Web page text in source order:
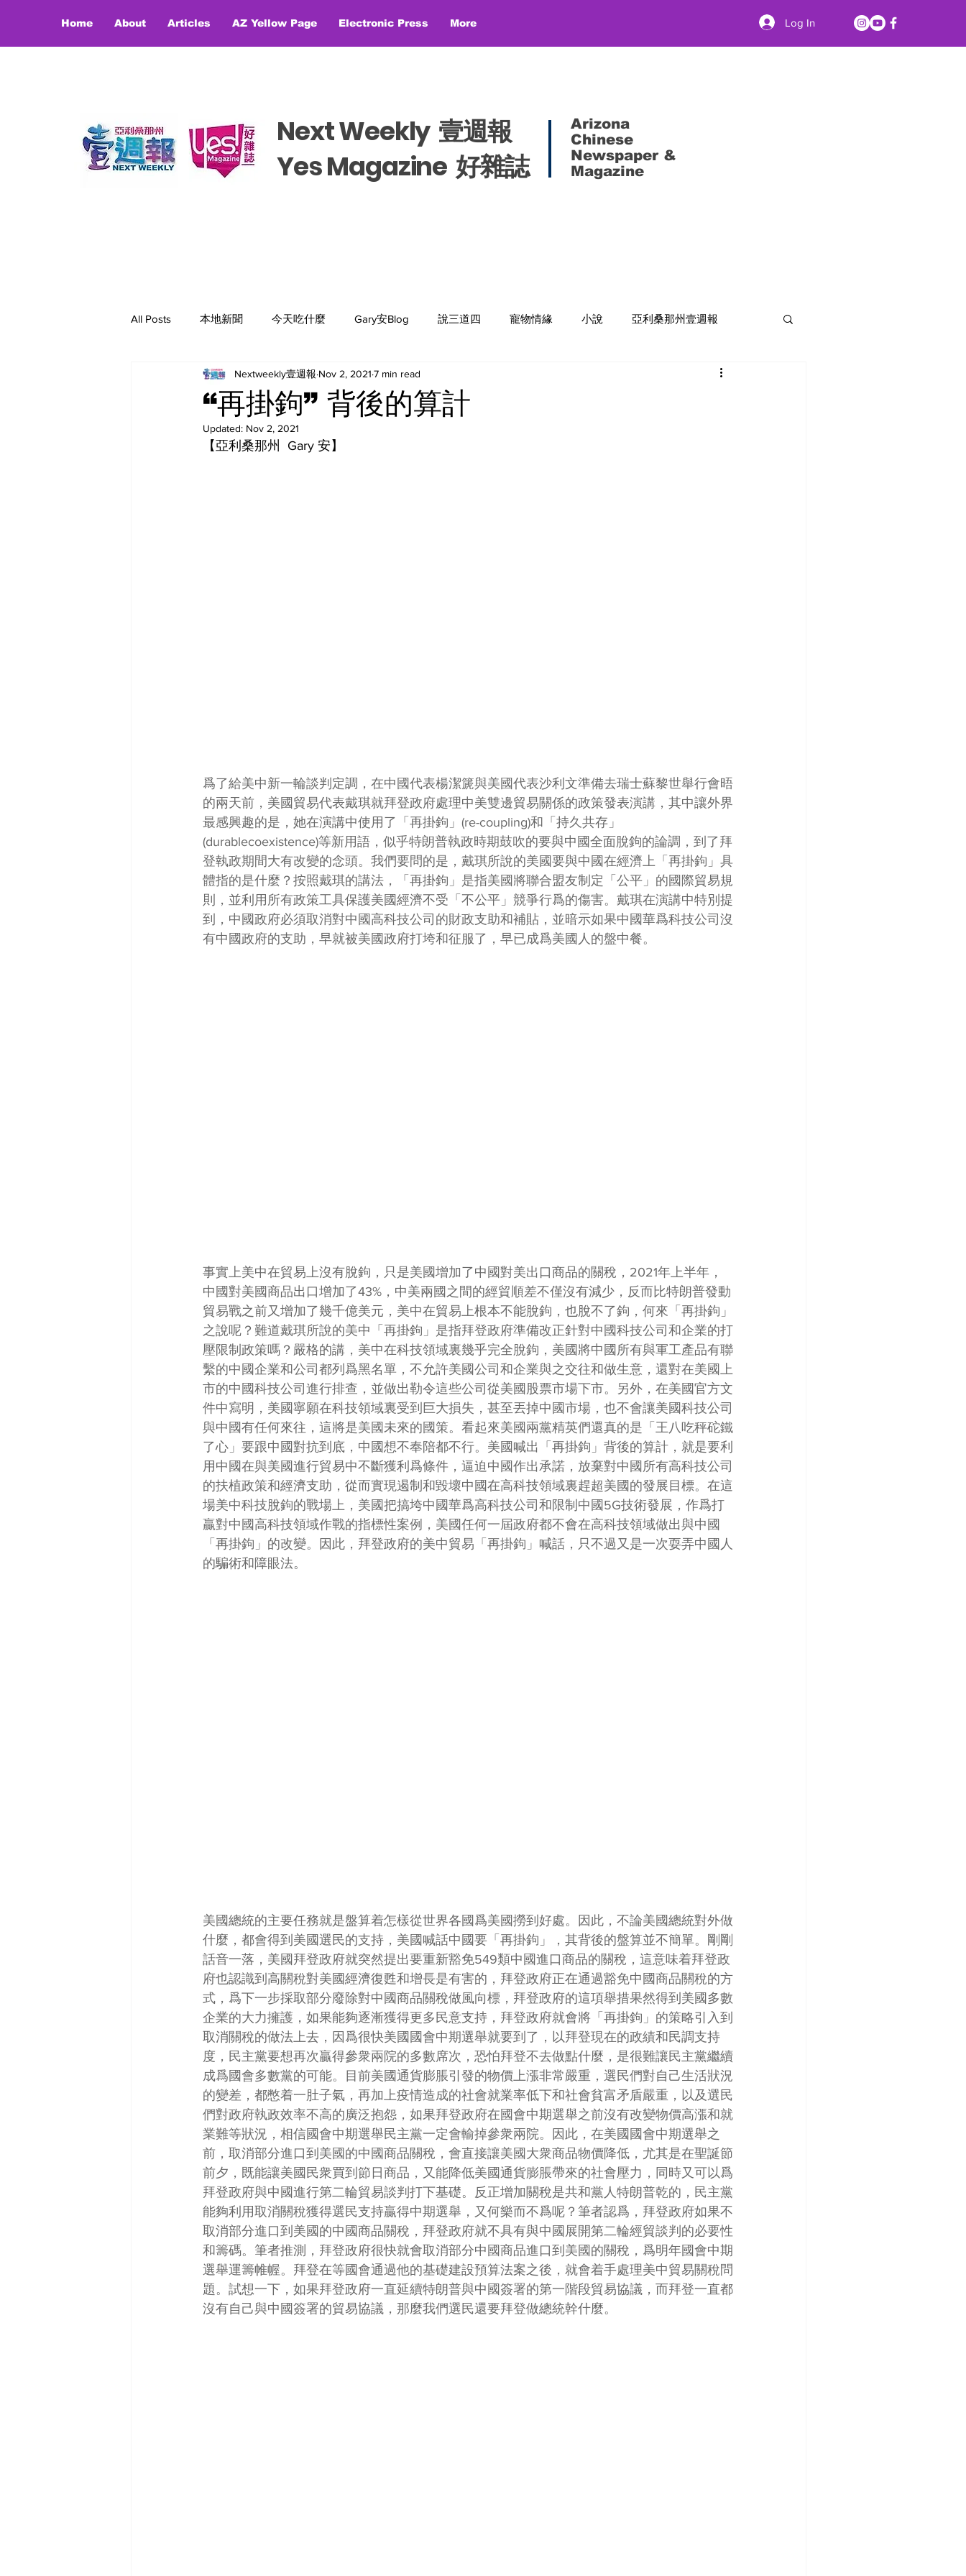
Home About Articles AZ Yellow Page Electronic Press More Log In
Next Weekly 壹週報
​​Yes Magazine 好雜誌
Arizona
Chinese
Newspaper &
Magazine
All Posts 本地新聞 今天吃什麼 Gary安Blog 說三道四 寵物情緣 小說 亞利桑那州壹週報
“再掛鉤” 背後的算計
Nextweekly壹週報 Nov 2, 2021 7 min read
Updated: Nov 2, 2021
【亞利桑那州  Gary 安】
爲了給美中新一輪談判定調，在中國代表楊潔篪與美國代表沙利文準備去瑞士蘇黎世舉行會晤
的兩天前，美國貿易代表戴琪就拜登政府處理中美雙邊貿易關係的政策發表演講，其中讓外界
最感興趣的是，她在演講中使用了「再掛鉤」(re-coupling)和「持久共存」
(durablecoexistence)等新用語，似乎特朗普執政時期鼓吹的要與中國全面脫鉤的論調，到了拜
登執政期間大有改變的念頭。我們要問的是，戴琪所說的美國要與中國在經濟上「再掛鉤」具
體指的是什麼？按照戴琪的講法，「再掛鉤」是指美國將聯合盟友制定「公平」的國際貿易規
則，並利用所有政策工具保護美國經濟不受「不公平」競爭行爲的傷害。戴琪在演講中特別提
到，中國政府必須取消對中國高科技公司的財政支助和補貼，並暗示如果中國華爲科技公司沒
有中國政府的支助，早就被美國政府打垮和征服了，早已成爲美國人的盤中餐。
事實上美中在貿易上沒有脫鉤，只是美國增加了中國對美出口商品的關稅，2021年上半年，
中國對美國商品出口增加了43%，中美兩國之間的經貿順差不僅沒有減少，反而比特朗普發動
貿易戰之前又增加了幾千億美元，美中在貿易上根本不能脫鉤，也脫不了鉤，何來「再掛鉤」
之說呢？難道戴琪所說的美中「再掛鉤」是指拜登政府準備改正針對中國科技公司和企業的打
壓限制政策嗎？嚴格的講，美中在科技領域裏幾乎完全脫鉤，美國將中國所有與軍工產品有聯
繫的中國企業和公司都列爲黑名單，不允許美國公司和企業與之交往和做生意，還對在美國上
市的中國科技公司進行排查，並做出勒令這些公司從美國股票市場下市。另外，在美國官方文
件中寫明，美國寧願在科技領域裏受到巨大損失，甚至丟掉中國市場，也不會讓美國科技公司
與中國有任何來往，這將是美國未來的國策。看起來美國兩黨精英們還真的是「王八吃秤砣鐵
了心」要跟中國對抗到底，中國想不奉陪都不行。美國喊出「再掛鉤」背後的算計，就是要利
用中國在與美國進行貿易中不斷獲利爲條件，逼迫中國作出承諾，放棄對中國所有高科技公司
的扶植政策和經濟支助，從而實現遏制和毀壞中國在高科技領域裏趕超美國的發展目標。在這
場美中科技脫鉤的戰場上，美國把搞垮中國華爲高科技公司和限制中國5G技術發展，作爲打
贏對中國高科技領域作戰的指標性案例，美國任何一屆政府都不會在高科技領域做出與中國
「再掛鉤」的改變。因此，拜登政府的美中貿易「再掛鉤」喊話，只不過又是一次耍弄中國人
的騙術和障眼法。
美國總統的主要任務就是盤算着怎樣從世界各國爲美國撈到好處。因此，不論美國總統對外做
什麼，都會得到美國選民的支持，美國喊話中國要「再掛鉤」，其背後的盤算並不簡單。剛剛
話音一落，美國拜登政府就突然提出要重新豁免549類中國進口商品的關稅，這意味着拜登政
府也認識到高關稅對美國經濟復甦和增長是有害的，拜登政府正在通過豁免中國商品關稅的方
式，爲下一步採取部分廢除對中國商品關稅做風向標，拜登政府的這項舉措果然得到美國多數
企業的大力擁護，如果能夠逐漸獲得更多民意支持，拜登政府就會將「再掛鉤」的策略引入到
取消關稅的做法上去，因爲很快美國國會中期選舉就要到了，以拜登現在的政績和民調支持
度，民主黨要想再次贏得參衆兩院的多數席次，恐怕拜登不去做點什麼，是很難讓民主黨繼續
成爲國會多數黨的可能。目前美國通貨膨脹引發的物價上漲非常嚴重，選民們對自己生活狀況
的變差，都憋着一肚子氣，再加上疫情造成的社會就業率低下和社會貧富矛盾嚴重，以及選民
們對政府執政效率不高的廣泛抱怨，如果拜登政府在國會中期選舉之前沒有改變物價高漲和就
業難等狀況，相信國會中期選舉民主黨一定會輸掉參衆兩院。因此，在美國國會中期選舉之
前，取消部分進口到美國的中國商品關稅，會直接讓美國大衆商品物價降低，尤其是在聖誕節
前夕，既能讓美國民衆買到節日商品，又能降低美國通貨膨脹帶來的社會壓力，同時又可以爲
拜登政府與中國進行第二輪貿易談判打下基礎。反正增加關稅是共和黨人特朗普乾的，民主黨
能夠利用取消關稅獲得選民支持贏得中期選舉，又何樂而不爲呢？筆者認爲，拜登政府如果不
取消部分進口到美國的中國商品關稅，拜登政府就不具有與中國展開第二輪經貿談判的必要性
和籌碼。筆者推測，拜登政府很快就會取消部分中國商品進口到美國的關稅，爲明年國會中期
選舉運籌帷幄。拜登在等國會通過他的基礎建設預算法案之後，就會着手處理美中貿易關稅問
題。試想一下，如果拜登政府一直延續特朗普與中國簽署的第一階段貿易協議，而拜登一直都
沒有自己與中國簽署的貿易協議，那麼我們選民還要拜登做總統幹什麼。